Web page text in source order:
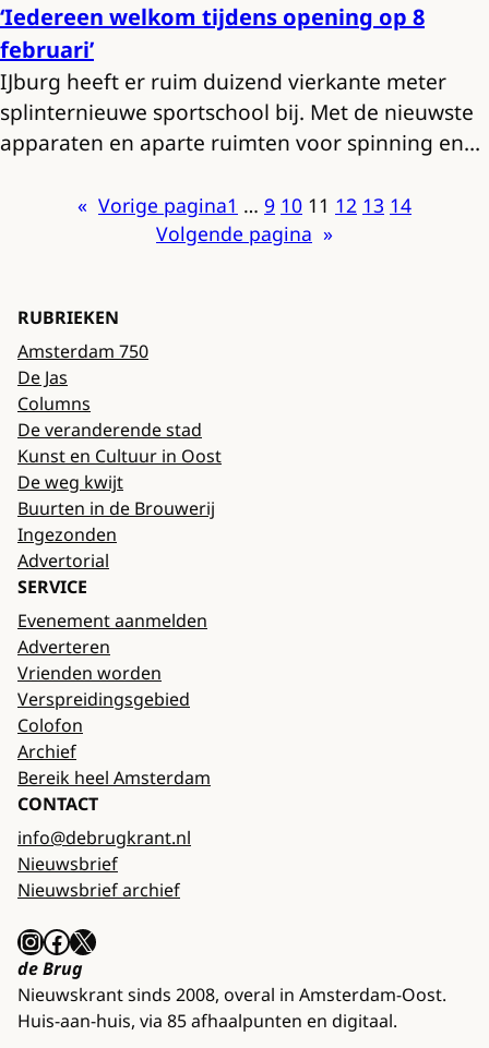
‘Iedereen welkom tijdens opening op 8
februari’
IJburg heeft er ruim duizend vierkante meter
splinternieuwe sportschool bij. Met de nieuwste
apparaten en aparte ruimten voor spinning en…
« Vorige pagina1 … 9 10 11 12 13 14
Volgende pagina »
RUBRIEKEN
Amsterdam 750
De Jas
Columns
De veranderende stad
Kunst en Cultuur in Oost
De weg kwijt
Buurten in de Brouwerij
Ingezonden
Advertorial
SERVICE
Evenement aanmelden
Adverteren
Vrienden worden
Verspreidingsgebied
Colofon
Archief
Bereik heel Amsterdam
CONTACT
info@debrugkrant.nl
Nieuwsbrief
Nieuwsbrief archief
InstagramFacebook X
de Brug
Nieuwskrant sinds 2008, overal in Amsterdam-Oost.
Huis-aan-huis, via 85 afhaalpunten en digitaal.